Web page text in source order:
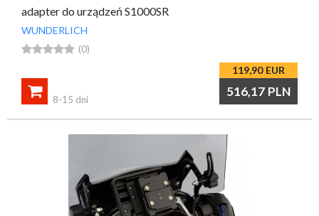
adapter do urządzeń S1000SR
WUNDERLICH
 (0)
119,90 EUR
516,17 PLN

8-15 dni